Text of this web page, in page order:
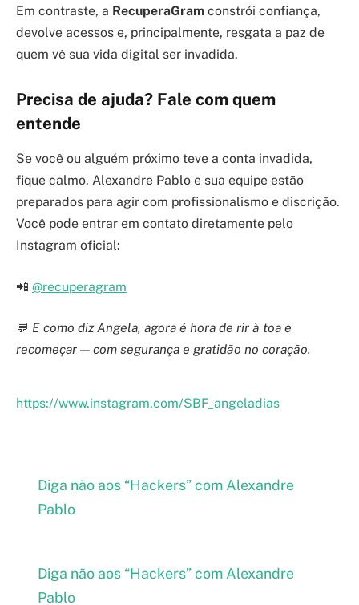
Em contraste, a RecuperaGram constrói confiança,
devolve acessos e, principalmente, resgata a paz de
quem vê sua vida digital ser invadida.
Precisa de ajuda? Fale com quem
entende
Se você ou alguém próximo teve a conta invadida,
fique calmo. Alexandre Pablo e sua equipe estão
preparados para agir com profissionalismo e discrição.
Você pode entrar em contato diretamente pelo
Instagram oficial:
📲 @recuperagram
💬 E como diz Angela, agora é hora de rir à toa e
recomeçar — com segurança e gratidão no coração.
https://www.instagram.com/SBF_angeladias
Diga não aos “Hackers” com Alexandre
Pablo
Diga não aos “Hackers” com Alexandre
Pablo